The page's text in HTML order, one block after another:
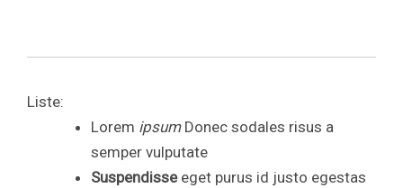
Liste:
Lorem ipsumDonec sodales risus a
semper vulputate
Suspendisseeget purus id justo egestas